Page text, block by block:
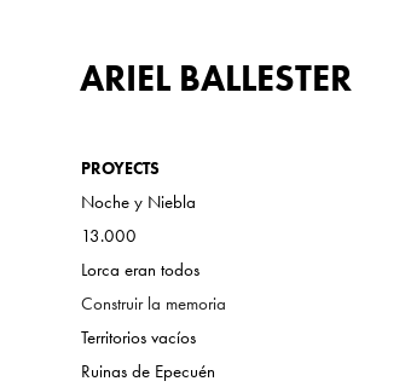
ARIEL BALLESTER
PROYECTS
Noche y Niebla
13.000
Lorca eran todos
Construir la memoria
Territorios vacíos
Ruinas de Epecuén